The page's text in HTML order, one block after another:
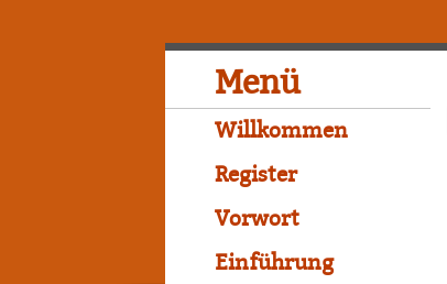
Menü
Willkommen
Register
Vorwort
Einführung